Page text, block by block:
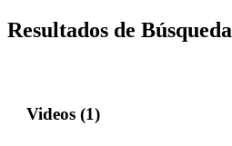
Resultados de Búsqueda
Videos (1)